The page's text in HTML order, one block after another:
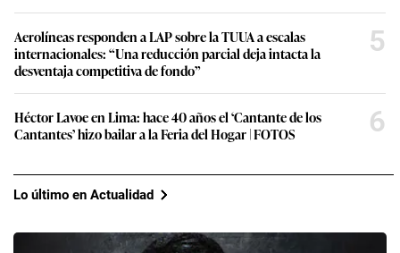
del empresario Villaverde. Esta era conducida por el sobrino de Pedro
Esta es solo una muestra de los contactos con los
que cuenta este empresario. En sus mismas redes
sociales, comparte fotos con oficiales de la PNP de
distintas unidades y comisarías. También con
personal de la FAP, como el mayor general Wolfgang
Grozo, jefe de Inteligencia de su institución. De igual
Barra, de cuyo padre, el exmiembro del CNM